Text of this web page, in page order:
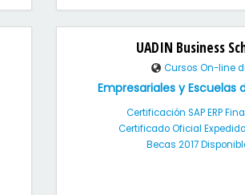
UADIN Business
Cursos On-line
Empresariales y Escuelas
Certificación SAP ERP
Certificado Oficial Expedido
Becas 2017